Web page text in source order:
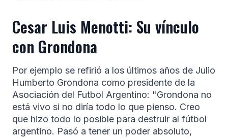
Cesar Luis Menotti: Su vínculo
con Grondona
Por ejemplo se refirió a los últimos años de Julio
Humberto Grondona como presidente de la
Asociación del Futbol Argentino: "Grondona no
está vivo si no diría todo lo que pienso. Creo
que hizo todo lo posible para destruir al fútbol
argentino. Pasó a tener un poder absoluto,